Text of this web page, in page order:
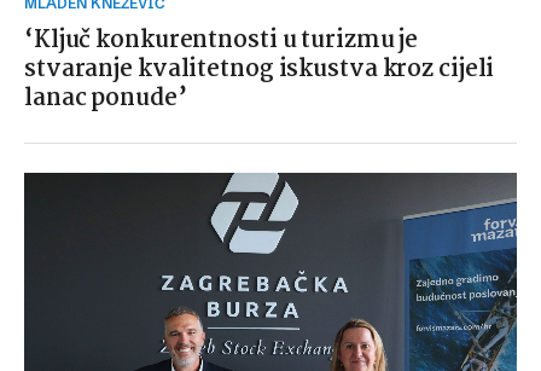
‘Ključ konkurentnosti u turizmu je
stvaranje kvalitetnog iskustva kroz cijeli
lanac ponude’